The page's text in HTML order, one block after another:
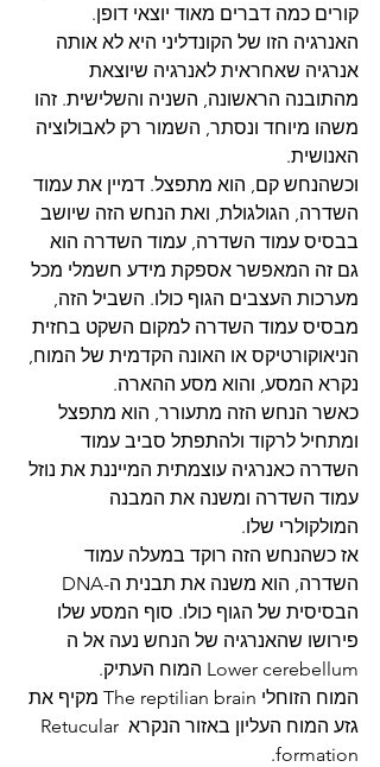
קורים כמה דברים מאוד יוצאי דופן.
האנרגיה הזו של הקונדליני היא לא אותה
אנרגיה שאחראית לאנרגיה שיוצאת
מהתובנה הראשונה, השניה והשלישית. זהו
משהו מיוחד ונסתר, השמור רק לאבולוציה
האנושית.
וכשהנחש קם, הוא מתפצל. דמיין את עמוד
השדרה, הגולגולת, ואת הנחש הזה שיושב
בבסיס עמוד השדרה, עמוד השדרה הוא
גם זה המאפשר אספקת מידע חשמלי מכל
מערכות העצבים הגוף כולו. השביל הזה,
מבסיס עמוד השדרה למקום השקט בחזית
הניאוקורטיקס או האונה הקדמית של המוח,
נקרא המסע, והוא מסע ההארה.
כאשר הנחש הזה מתעורר, הוא מתפצל
ומתחיל לרקוד ולהתפתל סביב עמוד
השדרה כאנרגיה עוצמתית המייננת את נוזל
עמוד השדרה ומשנה את המבנה
המולקולרי שלו.
אז כשהנחש הזה רוקד במעלה עמוד
הבסיסית של הגוף כולו. סוף המסע שלו
פירושו שהאנרגיה של הנחש נעה אל ה
Lower cerebellum המוח העתיק.
המוח הזוחלי The reptilian brain מקיף את
גזע המוח העליון באזור הנקרא Retucular
formation.